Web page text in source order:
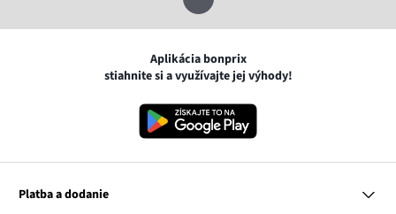
Aplikácia bonprix
stiahnite si a využívajte jej výhody!
Platba a dodanie